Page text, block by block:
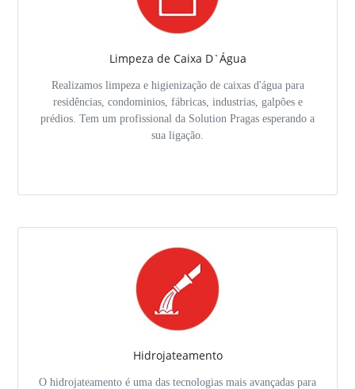
Limpeza de Caixa D`Água
Realizamos limpeza e higienização de caixas d'água para
residências, condominios, fábricas, industrias, galpões e
prédios. Tem um profissional da Solution Pragas esperando a
sua ligação.
Hidrojateamento
O hidrojateamento é uma das tecnologias mais avançadas para